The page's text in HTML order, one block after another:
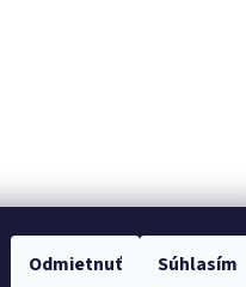
Odmietnuť Súhlasím